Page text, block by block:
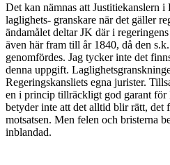
Det kan nämnas att Justitiekanslern
laglighets- granskare när det gäller
ändamålet deltar JK där i
även här fram till år 1840, då den
genomfördes. Jag tycker inte det
denna uppgift.
Regeringskansliets egna jurister.
en i princip tillräckligt god garant för
betyder inte att det alltid blir rätt, det
motsatsen. Men felen och bristerna
inblandad.